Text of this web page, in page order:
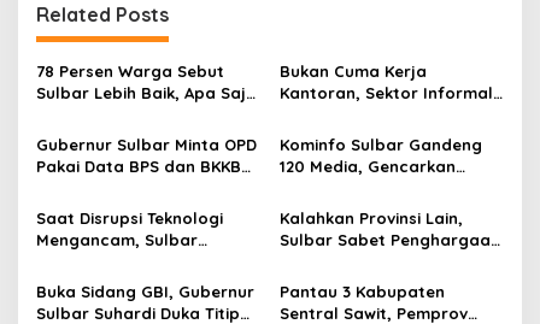
a
v
i
a
i
o
n
Related Posts
78 Persen Warga Sebut
Sulbar Lebih Baik, Apa Saja
Suhardi Duka?
Bukan Cuma Kerja
Kantoran, Sektor Informal
Kerja Sulawesi Barat
Gubernur Sulbar Minta OPD
Pakai Data BPS dan BKKBN
Penurunan Stunting
Kominfo Sulbar Gandeng
120 Media, Gencarkan
Data
Saat Disrupsi Teknologi
Mengancam, Sulbar
Sebagai Penyaring
Kalahkan Provinsi Lain,
Sulbar Sabet Penghargaan
Menekan Pengangguran
Buka Sidang GBI, Gubernur
Sulbar Suhardi Duka Titip
Pantau 3 Kabupaten
Sentral Sawit, Pemprov